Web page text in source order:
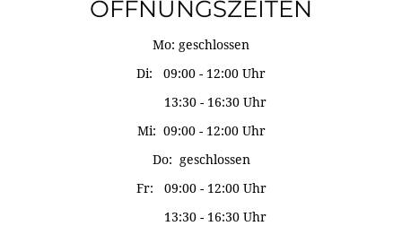
ÖFFNUNGSZEITEN
Mo: geschlossen
Di: 09:00 - 12:00 Uhr
13:30 - 16:30 Uhr
Mi: 09:00 - 12:00 Uhr
Do: geschlossen
Fr: 09:00 - 12:00 Uhr
13:30 - 16:30 Uhr